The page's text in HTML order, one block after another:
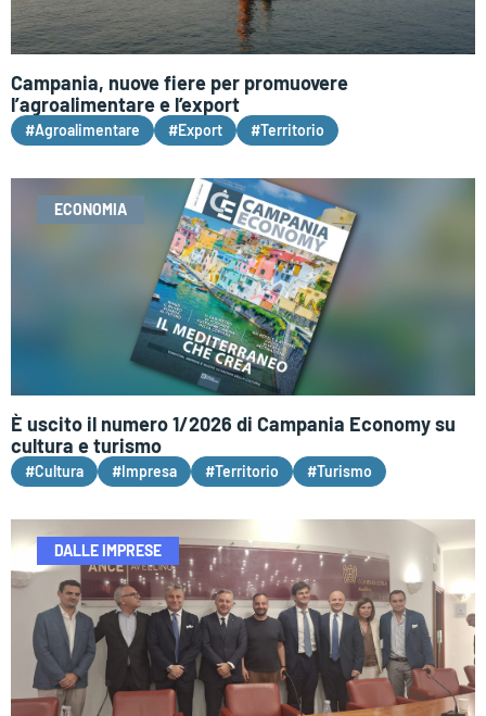
Campania, nuove fiere per promuovere
l’agroalimentare e l’export
#Agroalimentare #Export #Territorio
ECONOMIA
È uscito il numero 1/2026 di Campania Economy su
cultura e turismo
#Cultura #Impresa #Territorio #Turismo
DALLE IMPRESE